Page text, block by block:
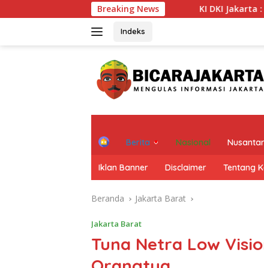
ke
Breaking News
KI DKI Jakarta : PT JIEP Buktikan
Indeks
H
e
Berita Nasional
Iklan Banner Disclaimer Tentang
Beranda Jakarta Barat
Jakarta Barat
Tuna Netra Low